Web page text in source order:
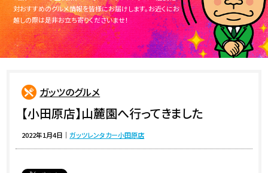
対おすすめのグルメ情報を皆様にお届けします。お近くにお
越しの際は是非お立ち寄りくださいませ！
ガッツのグルメ
【小田原店】山麓園へ行ってきました
2022年1月4日 ｜ガッツレンタカー小田原店